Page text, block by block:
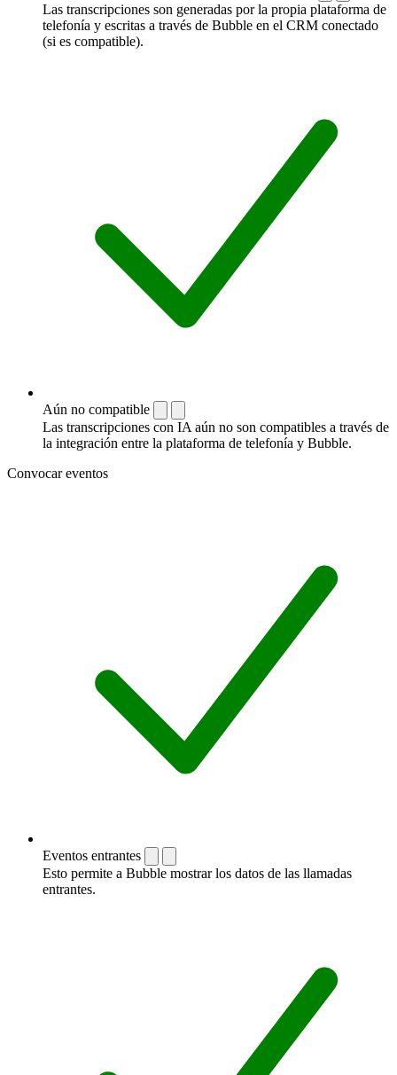
Las transcripciones son generadas por la propia plataforma de
telefonía y escritas a través de Bubble en el CRM conectado
(si es compatible).
Aún no compatible
Las transcripciones con IA aún no son compatibles a través de
la integración entre la plataforma de telefonía y Bubble.
Convocar eventos
Eventos entrantes
Esto permite a Bubble mostrar los datos de las llamadas
entrantes.